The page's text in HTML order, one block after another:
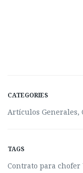
CATEGORIES
Artículos Generales,
TAGS
Contrato para chofer